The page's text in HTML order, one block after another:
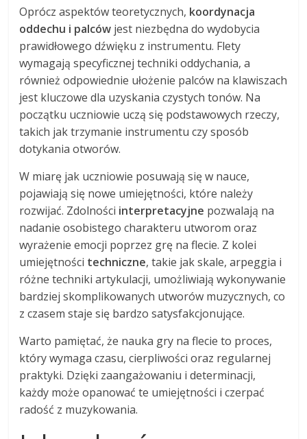
Oprócz aspektów teoretycznych, koordynacja
oddechu i palców jest niezbędna do wydobycia
prawidłowego dźwięku z instrumentu. Flety
wymagają specyficznej techniki oddychania, a
również odpowiednie ułożenie palców na klawiszach
jest kluczowe dla uzyskania czystych tonów. Na
początku uczniowie uczą się podstawowych rzeczy,
takich jak trzymanie instrumentu czy sposób
dotykania otworów.
W miarę jak uczniowie posuwają się w nauce,
pojawiają się nowe umiejętności, które należy
rozwijać. Zdolności interpretacyjne pozwalają na
nadanie osobistego charakteru utworom oraz
wyrażenie emocji poprzez grę na flecie. Z kolei
umiejętności techniczne, takie jak skale, arpeggia i
różne techniki artykulacji, umożliwiają wykonywanie
bardziej skomplikowanych utworów muzycznych, co
z czasem staje się bardzo satysfakcjonujące.
Warto pamiętać, że nauka gry na flecie to proces,
który wymaga czasu, cierpliwości oraz regularnej
praktyki. Dzięki zaangażowaniu i determinacji,
każdy może opanować te umiejętności i czerpać
radość z muzykowania.